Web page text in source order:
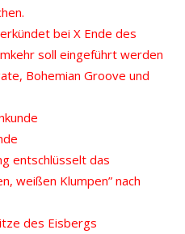
bei X Ende des
soll eingeführt werden
Bohemian Groove und
entschlüsselt das
weißen Klumpen” nach
des Eisbergs